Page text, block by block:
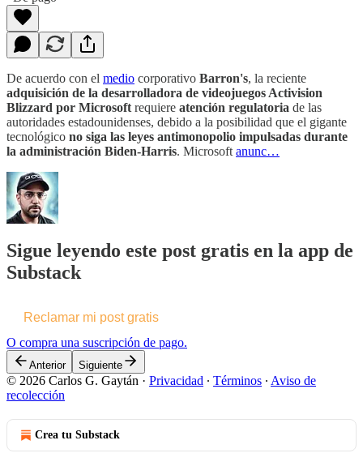
De acuerdo con el medio corporativo Barron's, la reciente
adquisición de la desarrolladora de videojuegos Activision
Blizzard por Microsoft requiere atención regulatoria de las
autoridades estadounidenses, debido a la posibilidad que el gigante
tecnológico no siga las leyes antimonopolio impulsadas durante
la administración Biden-Harris. Microsoft anunc…
Sigue leyendo este post gratis en la app de
Substack
Reclamar mi post gratis
O compra una suscripción de pago.
Anterior Siguiente
© 2026 Carlos G. Gaytán · Privacidad ∙ Términos ∙ Aviso de
recolección
Crea tu Substack